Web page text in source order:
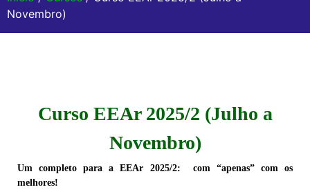
Novembro)
Curso EEAr 2025/2 (Julho a
Novembro)
Um completo para aEEAr 2025/2: com “apenas” com os
melhores!